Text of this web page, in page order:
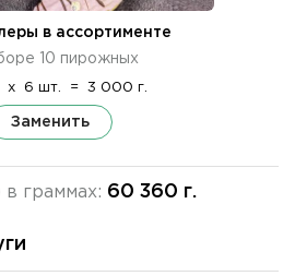
в ассортименте
10 пирожных
x 6 шт. = 3 000 г.
Заменить
граммах: 60 360 г.